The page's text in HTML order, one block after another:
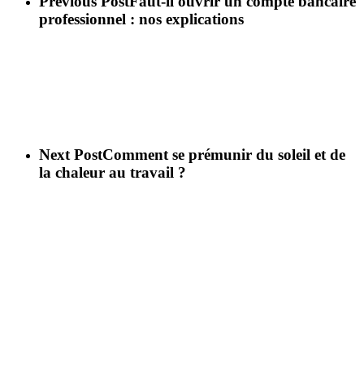
professionnel : nos explications
Next PostComment se prémunir du soleil et de
la chaleur au travail ?